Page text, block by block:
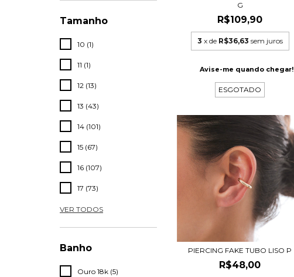
Tamanho
10 (1)
11 (1)
12 (13)
13 (43)
14 (101)
15 (67)
16 (107)
17 (73)
VER TODOS
Banho
Ouro 18k (5)
G
R$109,90
3 x de R$36,63 sem juros
Avise-me quando chegar!
ESGOTADO
PIERCING FAKE TUBO LISO P
R$48,00